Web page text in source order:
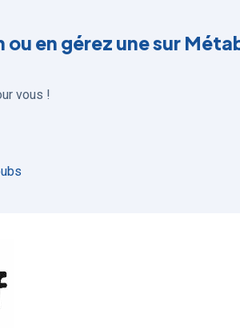
en gérez une sur
vous !